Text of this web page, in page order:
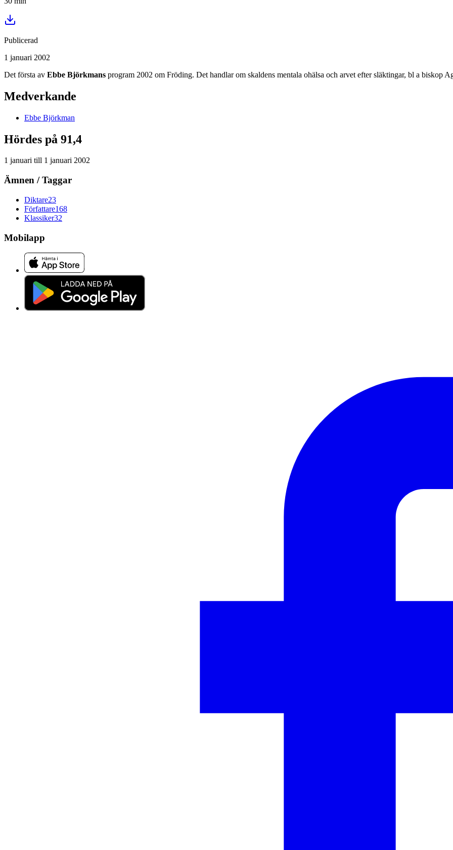
Publicerad
1 januari 2002
Det första av Ebbe Björkmans program 2002 om Fröding. Det handlar om skaldens mentala ohälsa och arvet efter släktingar, bl a biskop
Medverkande
Ebbe Björkman
Hördes på 91,4
1 januari till 1 januari 2002
Ämnen / Taggar
Diktare23
Författare168
Klassiker32
Mobilapp